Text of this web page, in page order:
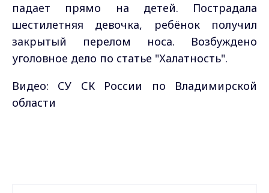
падает прямо на детей. Пострадала
шестилетняя девочка, ребёнок получил
закрытый перелом носа. Возбуждено
уголовное дело по статье "Халатность".
Видео: СУ СК России по Владимирской
области